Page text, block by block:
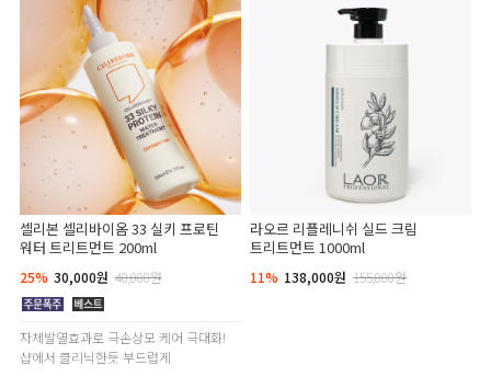
셀리본 셀리바이옴 33 실키 프로틴
워터 트리트먼트 200ml
25% 30,000원 40,000원
자체발열효과로 극손상모 케어 극대화!
샵에서 클리닉한듯 부드럽게
라오르 리플레니쉬 실드 크림
트리트먼트 1000ml
11% 138,000원 155,000원